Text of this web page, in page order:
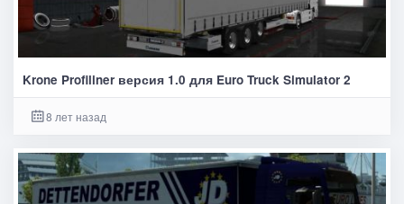
Krone Profiliner версия 1.0 для Euro Truck Simulator 2
8 лет назад